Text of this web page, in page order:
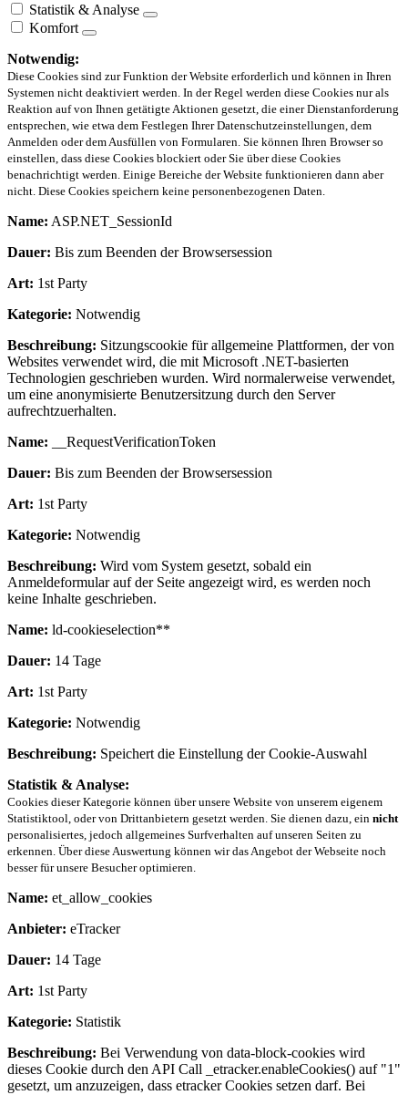
Statistik & Analyse
Komfort
Notwendig:
Diese Cookies sind zur Funktion der Website erforderlich und können in Ihren
Systemen nicht deaktiviert werden. In der Regel werden diese Cookies nur als
Reaktion auf von Ihnen getätigte Aktionen gesetzt, die einer Dienstanforderung
entsprechen, wie etwa dem Festlegen Ihrer Datenschutzeinstellungen, dem
Anmelden oder dem Ausfüllen von Formularen. Sie können Ihren Browser so
einstellen, dass diese Cookies blockiert oder Sie über diese Cookies
benachrichtigt werden. Einige Bereiche der Website funktionieren dann aber
nicht. Diese Cookies speichern keine personenbezogenen Daten.
Name: ASP.NET_SessionId
Dauer: Bis zum Beenden der Browsersession
Art: 1st Party
Kategorie: Notwendig
Beschreibung: Sitzungscookie für allgemeine Plattformen, der von
Websites verwendet wird, die mit Microsoft .NET-basierten
Technologien geschrieben wurden. Wird normalerweise verwendet,
um eine anonymisierte Benutzersitzung durch den Server
aufrechtzuerhalten.
Name: __RequestVerificationToken
Dauer: Bis zum Beenden der Browsersession
Art: 1st Party
Kategorie: Notwendig
Beschreibung: Wird vom System gesetzt, sobald ein
Anmeldeformular auf der Seite angezeigt wird, es werden noch
keine Inhalte geschrieben.
Name: ld-cookieselection**
Dauer: 14 Tage
Art: 1st Party
Kategorie: Notwendig
Beschreibung: Speichert die Einstellung der Cookie-Auswahl
Statistik & Analyse:
Cookies dieser Kategorie können über unsere Website von unserem eigenem
Statistiktool, oder von Drittanbietern gesetzt werden. Sie dienen dazu, ein nicht
personalisiertes, jedoch allgemeines Surfverhalten auf unseren Seiten zu
erkennen. Über diese Auswertung können wir das Angebot der Webseite noch
besser für unsere Besucher optimieren.
Name: et_allow_cookies
Anbieter: eTracker
Dauer: 14 Tage
Art: 1st Party
Kategorie: Statistik
Beschreibung: Bei Verwendung von data-block-cookies wird
dieses Cookie durch den API Call _etracker.enableCookies() auf "1"
gesetzt, um anzuzeigen, dass etracker Cookies setzen darf. Bei